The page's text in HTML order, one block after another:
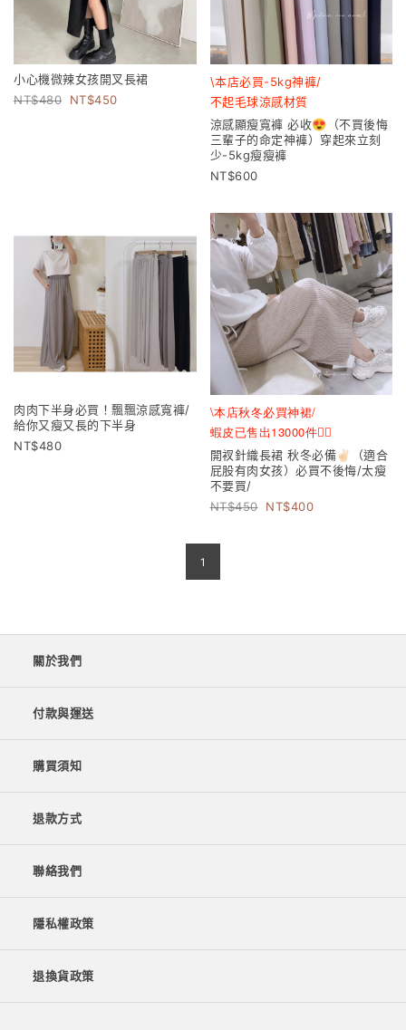
小心機微辣女孩開叉長裙
480
450
\本店必買-5kg神褲/
不起毛球涼感材質
涼感顯瘦寬褲 必收😍（不買後悔
三輩子的命定神褲）穿起來立刻
少-5kg瘦瘦褲
600
肉肉下半身必買！飄飄涼感寬褲/
給你又瘦又長的下半身
480
\本店秋冬必買神裙/
蝦皮已售出13000件❤️‍🔥
開衩針織長裙 秋冬必備✌🏻（適合
屁股有肉女孩）必買不後悔/太瘦
不要買/
450
400
1
關於我們
付款與運送
購買須知
退款方式
聯絡我們
隱私權政策
退換貨政策